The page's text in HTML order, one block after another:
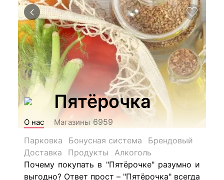
Пятёрочка
О нас Магазины 6959
Парковка
Бонусная система
Брендовый
Доставка
Продукты
Алкоголь
Почему покупать в "Пятёрочке" разумно и
выгодно? Ответ прост – "Пятёрочка" всегда